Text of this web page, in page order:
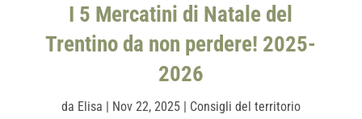
I 5 Mercatini di Natale del
Trentino da non perdere! 2025-
2026
da Elisa | Nov 22, 2025| Consigli del territorio